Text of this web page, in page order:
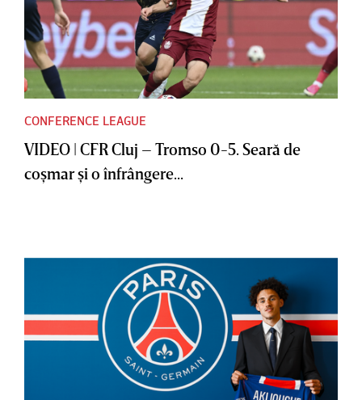
CONFERENCE LEAGUE
VIDEO | CFR Cluj – Tromso 0-5. Seară de
coşmar şi o înfrângere...